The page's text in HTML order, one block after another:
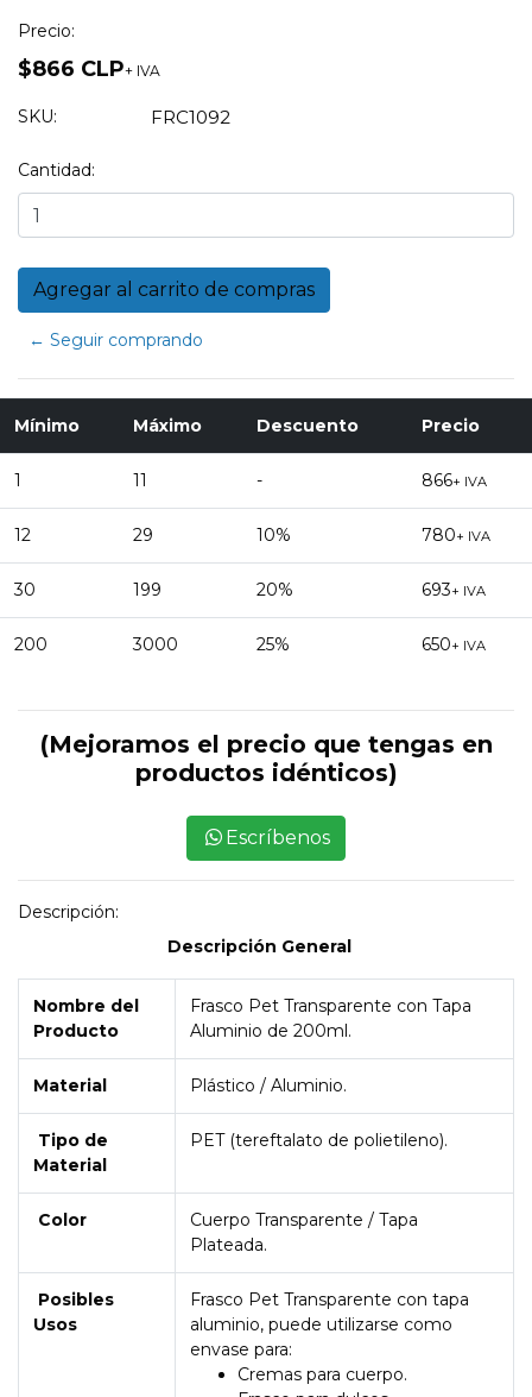
Precio:
$866 CLP+ IVA
SKU: FRC1092
Cantidad:
← Seguir comprando
Mínimo Máximo Descuento Precio
1 11 - 866+ IVA
12 29 10% 780+ IVA
30 199 20% 693+ IVA
200 3000 25% 650+ IVA
(Mejoramos el precio que tengas en
productos idénticos)
Escríbenos
Descripción:
Descripción General
Nombre del
Producto
Frasco Pet Transparente con Tapa
Aluminio de 200ml.
Material Plástico / Aluminio.
Tipo de
Material
PET (tereftalato de polietileno).
Color
Cuerpo Transparente / Tapa
Plateada.
Posibles
Usos
Frasco Pet Transparente con tapa
aluminio, puede utilizarse como
envase para:
Cremas para cuerpo.